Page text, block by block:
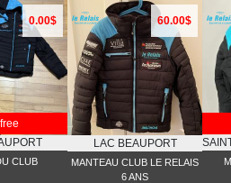
0.00$
CLUB
60.00$
LAC BEAUPORT
MANTEAU CLUB LE RELAIS
6 ANS